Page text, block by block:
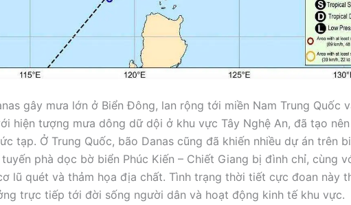
gây mưa lớn ở Biển Đông, lan rộng tới miền Nam Trung Quốc
hiện tượng mưa dông dữ dội ở khu vực Tây Nghệ An, đã tạo
tạp. Ở Trung Quốc, bão Danas cũng đã khiến nhiều dự án trên
phà dọc bờ biển Phúc Kiến – Chiết Giang bị đình chỉ, cùng
lũ quét và thảm họa địa chất. Tình trạng thời tiết cực đoan này
trực tiếp tới đời sống người dân và hoạt động kinh tế khu vực.